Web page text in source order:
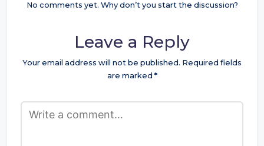
No comments yet. Why don’t you start the discussion?
Leave a Reply
Your email address will not be published. Required fields
are marked *